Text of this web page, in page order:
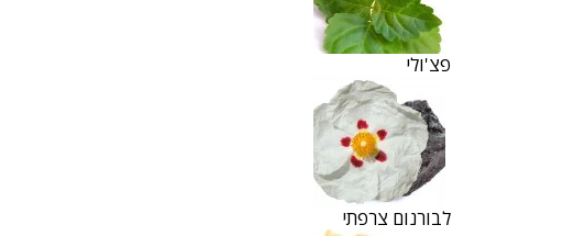
פצ'ולי
לבורנום צרפתי